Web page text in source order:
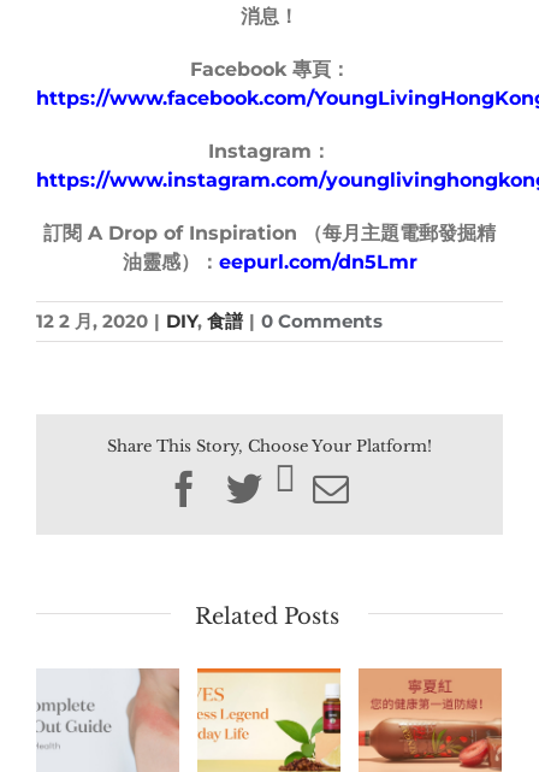
消息！
Facebook 專頁：
https://www.facebook.com/
Instagram：
https://www.instagram.com/
訂閱 A Drop of Inspiration （每月主題電郵發掘精
油靈感）： eepurl.com/dn5Lmr
12 2 月, 2020 | DIY, 食譜 | 0 Comments
Share This Story, Choose Your Platform!
Facebook
TwitterEmail
Related Posts